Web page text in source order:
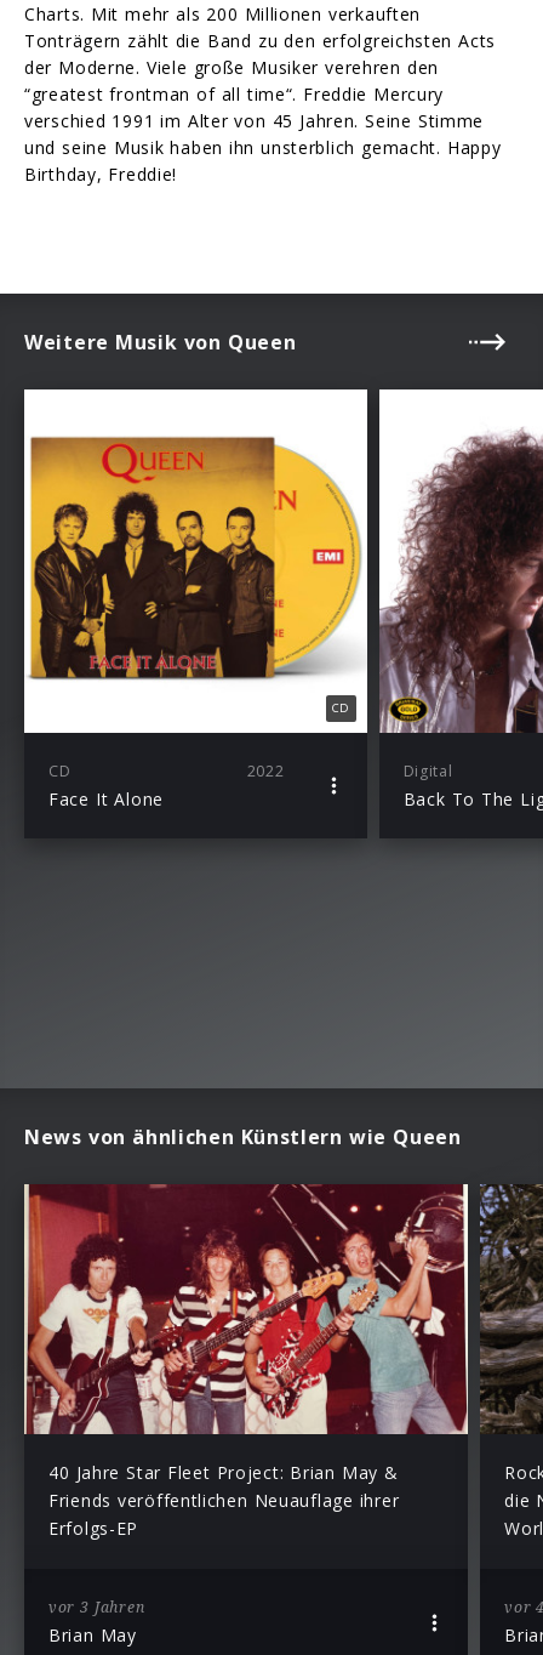
Charts. Mit mehr als 200 Millionen verkauften
Tonträgern zählt die Band zu den erfolgreichsten Acts
der Moderne. Viele große Musiker verehren den
“greatest frontman of all time“. Freddie Mercury
verschied 1991 im Alter von 45 Jahren. Seine Stimme
und seine Musik haben ihn unsterblich gemacht. Happy
Birthday, Freddie!
Weitere Musik von Queen
CD
CD 2022
Face It Alone
Digital
Back To The
News von ähnlichen Künstlern wie Queen
40 Jahre Star Fleet Project: Brian May &
Friends veröffentlichen Neuauflage ihrer
Erfolgs-EP
vor 3 Jahren
Brian May
die
vor